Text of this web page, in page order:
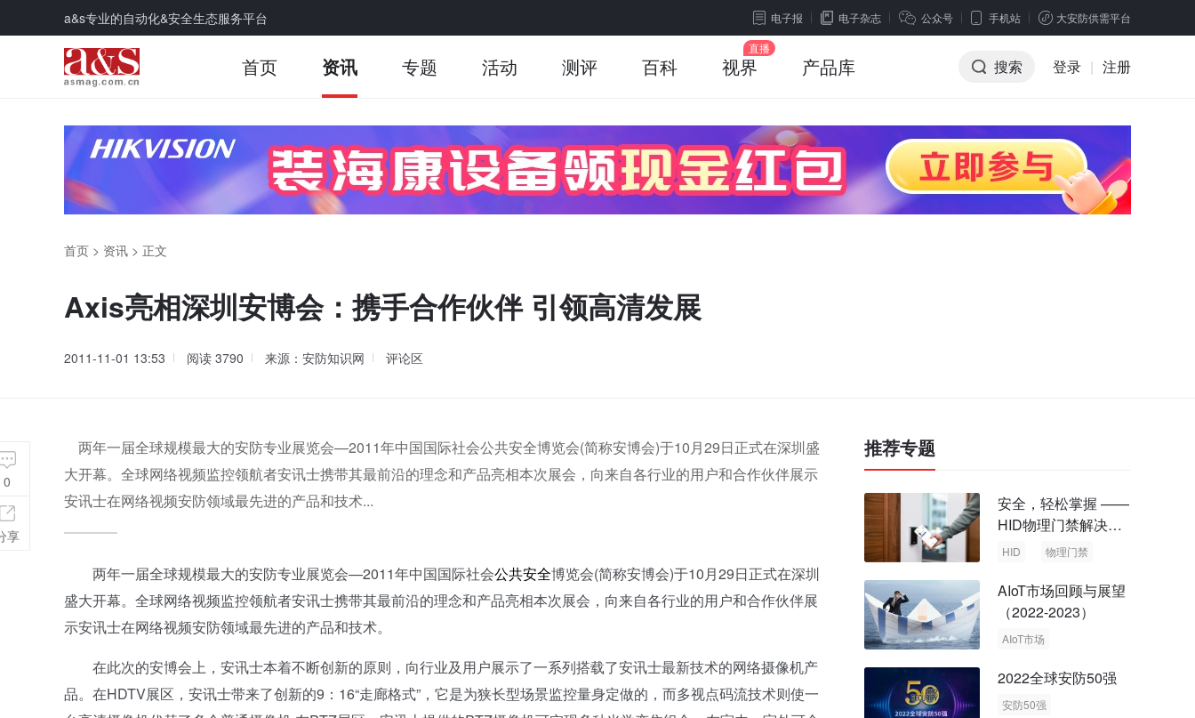
a&s专业的自动化&安全生态服务平台 电子报 电子杂志 公众号 手机站 大安防供需平台
首页 资讯 专题 活动 测评 百科 视界 产品库 搜索 登录 | 注册
首页 > 资讯 > 正文
Axis亮相深圳安博会：携手合作伙伴 引领高清发展
2011-11-01 13:53 阅读 3790 来源：安防知识网 评论区
两年一届全球规模最大的安防专业展览会—2011年中国国际社会公共安全博览会(简称安博会)于10月29日正式在深圳盛
大开幕。全球网络视频监控领航者安讯士携带其最前沿的理念和产品亮相本次展会，向来自各行业的用户和合作伙伴展示
安讯士在网络视频安防领域最先进的产品和技术...
两年一届全球规模最大的安防专业展览会—2011年中国国际社会公共安全博览会(简称安博会)于10月29日正式在深圳
盛大开幕。全球网络视频监控领航者安讯士携带其最前沿的理念和产品亮相本次展会，向来自各行业的用户和合作伙伴展
示安讯士在网络视频安防领域最先进的产品和技术。
在此次的安博会上，安讯士本着不断创新的原则，向行业及用户展示了一系列搭载了安讯士最新技术的网络摄像机产
品。在HDTV展区，安讯士带来了创新的9：16“走廊格式”，它是为狭长型场景监控量身定做的，而多视点码流技术则使一
0
享
推荐专题
安全，轻松掌握 ——
HID物理门禁解决方
案，启动智慧安全新
HID 物理门禁
AIoT市场回顾与展望
（2022-2023）
AIoT市场
2022全球安防50强
安防50强